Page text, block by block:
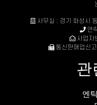
사무실 : 경기 화성시
연
사업자
통신판매업신
관
엔